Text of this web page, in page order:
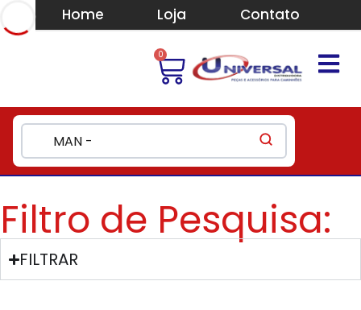
Home Loja Contato
0
Filtro de Pesquisa:
FILTRAR